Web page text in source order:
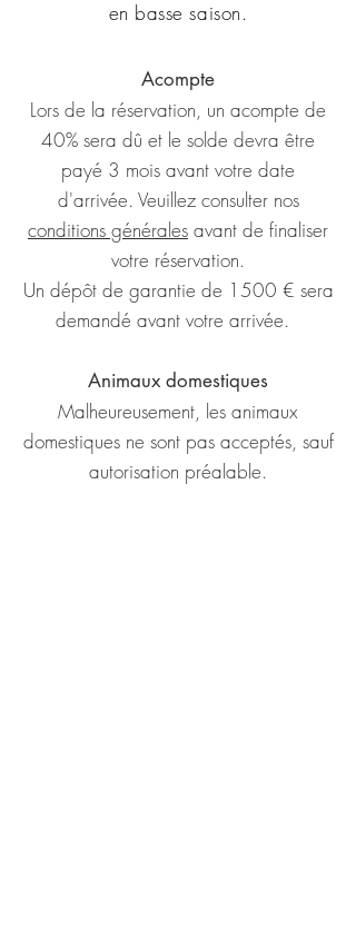
en basse saison.
Acompte
Lors de la réservation, un acompte de
40% sera dû et le solde devra être
payé 3 mois avant votre date
d'arrivée. Veuillez consulter nos
conditions générales avant de finaliser
votre réservation.
Un dépôt de garantie de 1500 € sera
demandé avant votre arrivée.
Animaux domestiques
Malheureusement, les animaux
domestiques ne sont pas acceptés, sauf
autorisation préalable.